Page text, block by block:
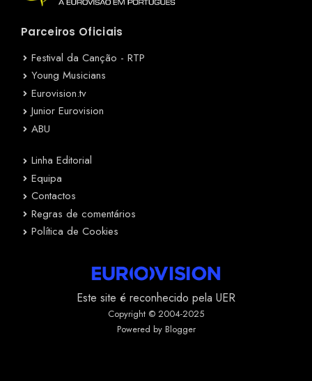
Parceiros Oficiais
Festival da Canção - RTP
Young Musicians
Eurovision.tv
Junior Eurovision
ABU
Linha Editorial
Equipa
Contactos
Regras de comentários
Política de Cookies
Este site é reconhecido pela UER
Copyright © 2004-2025
Powered by Blogger